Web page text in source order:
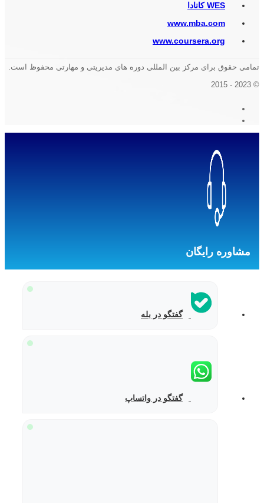
WES کانادا
www.mba.com
www.coursera.org
تمامی حقوق برای مرکز بین المللی دوره های مدیریتی و مهارتی محفوظ است.
© 2023 - 2015
مشاوره رایگان
گفتگو در بله
گفتگو در واتساپ